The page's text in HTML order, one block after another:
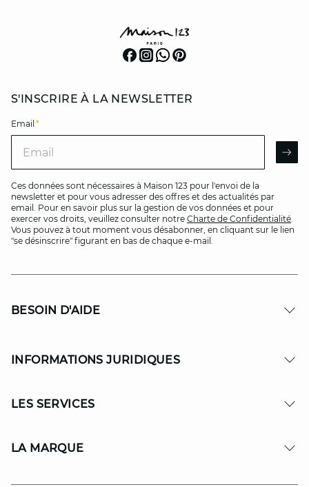
S'INSCRIRE À LA NEWSLETTER
Email *
Ces données sont nécessaires à Maison 123 pour l'envoi de la
newsletter et pour vous adresser des offres et des actualités par
email. Pour en savoir plus sur la gestion de vos données et pour
exercer vos droits, veuillez consulter notre Charte de Confidentialité.
Vous pouvez à tout moment vous désabonner, en cliquant sur le lien
"se désinscrire" figurant en bas de chaque e-mail.
BESOIN D'AIDE
INFORMATIONS JURIDIQUES
LES SERVICES
LA MARQUE